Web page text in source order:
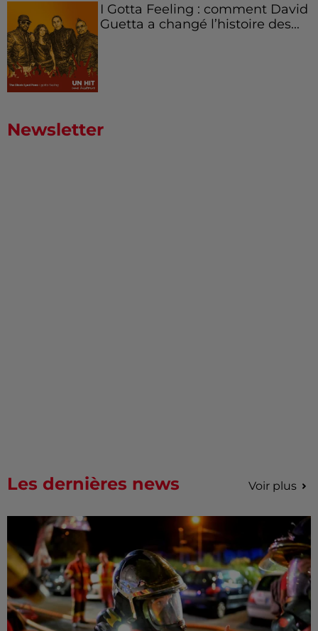
I Gotta Feeling : comment David
Guetta a changé l’histoire des...
Newsletter
Les dernières news Voir plus